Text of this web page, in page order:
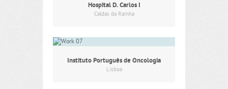
Hospital D. Carlos I
Caldas da Rainha
Instituto Português de Oncologia
Lisboa